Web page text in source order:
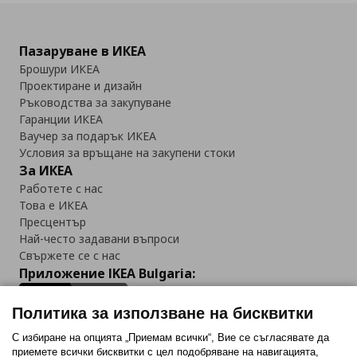
Пазаруване в ИКЕА
Брошури ИКЕА
Проектиране и дизайн
Ръководства за закупуване
Гаранции ИКЕА
Ваучер за подарък ИКЕА
Условия за връщане на закупени стоки
За ИКЕА
Работете с нас
Това е ИКЕА
Пресцентър
Най-често задавани въпроси
Свържете се с нас
Приложение IKEA Bulgaria:
Политика за използване на бисквитки
С избиране на опцията „Приемам всички“, Вие се съгласявате да
приемете всички бисквитки с цел подобряване на навигацията,